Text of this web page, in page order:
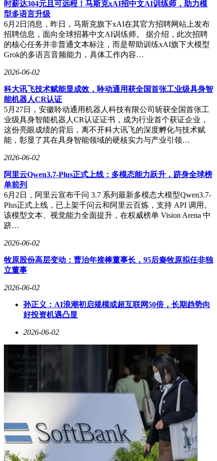
日常维护同样重要。定期清理尘盒、滤网与滚刷可避免吸力下
降，拖布需及时清洗更换以保证拖地效果。若长期闲置，建议
通过合理使用与保养，扫地机器人可长期稳定发挥清洁效能，
真正成为家庭的好帮手。
时薪达304元且可远程！马斯克xAI招中文AI训练师，助力模
型多语言升级
6月2日消息，昨日，马斯克旗下xAI在其官方招聘网站上发布
招聘信息，面向全球招募中文AI训练师。 据介绍，此次招聘
的核心任务并非普通文本标注，而是帮助训练xAI旗下大模型
Grok的多语言音频能力，具体工作内容…
2026-06-02
科大讯飞技术赋能显成效，聆动通用获全国首张工业级具身智
能机器人CR认证
5月27日，安徽聆动通用机器人科技有限公司斩获全国首张工
业级具身智能机器人CR认证证书，成为行业首个获证企业，
这份亮眼成绩的背后，离不开科大讯飞的深度孵化与技术赋
能，彰显了其在具身智能领域的硬核实力与产业引领…
2026-06-02
阿里云Qwen3.7-Plus正式上线：多模态能力跃升，跻身全球榜
单前列
6月2日，阿里云宣布千问 3.7 系列最新多模态大模型Qwen3.7-
Plus正式上线，已上架千问云和阿里云百炼，支持 API 调用。
该模型文本、视觉能力全面提升，在权威榜单 Vision Arena 中
跻…
2026-06-02
牧原股份高层变动：曹治年接棒董事长，95后秦牧原拟任非独
立董事
2026-06-02
孙正义：AI浪潮初启规模或超互联网50倍，长期趋势向
好投资机遇凸显
2026-06-02